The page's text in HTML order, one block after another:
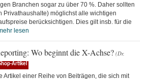
Branchen sogar zu über 70 %. Daher sollten
Privathaushalte) möglichst alle wichtigen
berücksichtigen. Dies gilt insb. für die
lesen
Wo beginnt die X-Achse? (Dr.
Artikel
Artikel einer Reihe von Beiträgen, die sich mit